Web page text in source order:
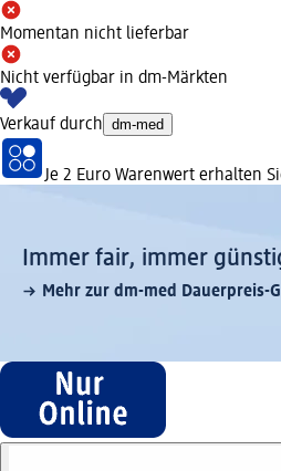
Momentan nicht lieferbar
Nicht verfügbar in dm-Märkten
Verkauf durch dm-med
Je 2 Euro Warenwert erhalten
Immer fair,­ immer
Mehr zur dm-med Dauerpreis-